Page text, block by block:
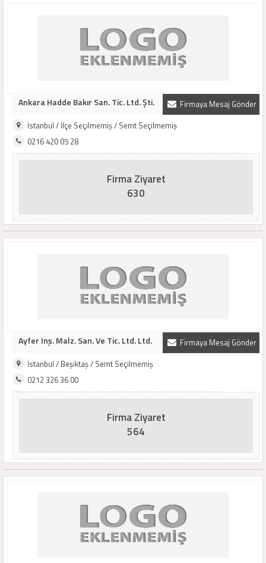
Firmaya Mesaj Gönder
Ankara Hadde Bakır San. Tic. Ltd. Şti.
İstanbul / İlçe Seçilmemiş / Semt Seçilmemiş
0216 420 05 28
Firma Ziyaret
630
Firmaya Mesaj Gönder
Ayfer Inş. Malz. San. Ve Tic. Ltd. Ltd.
İstanbul / Beşiktaş / Semt Seçilmemiş
0212 326 36 00
Firma Ziyaret
564